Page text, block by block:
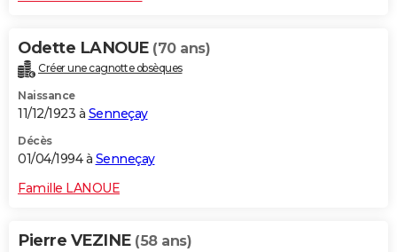
Odette LANOUE (70 ans)
Créer une cagnotte obsèques
Naissance
11/12/1923 à Senneçay
Décès
01/04/1994 à Senneçay
Famille LANOUE
Pierre VEZINE (58 ans)